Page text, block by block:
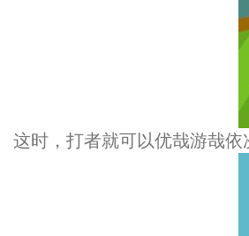
这时，打者就可以优哉游哉依